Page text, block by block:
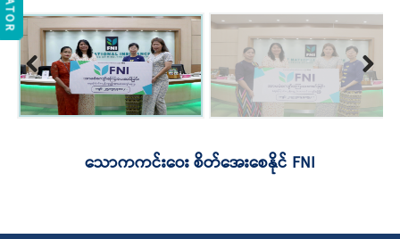
Previous Next
သောကကင်းဝေး စိတ်အေးစေနိုင် FNI